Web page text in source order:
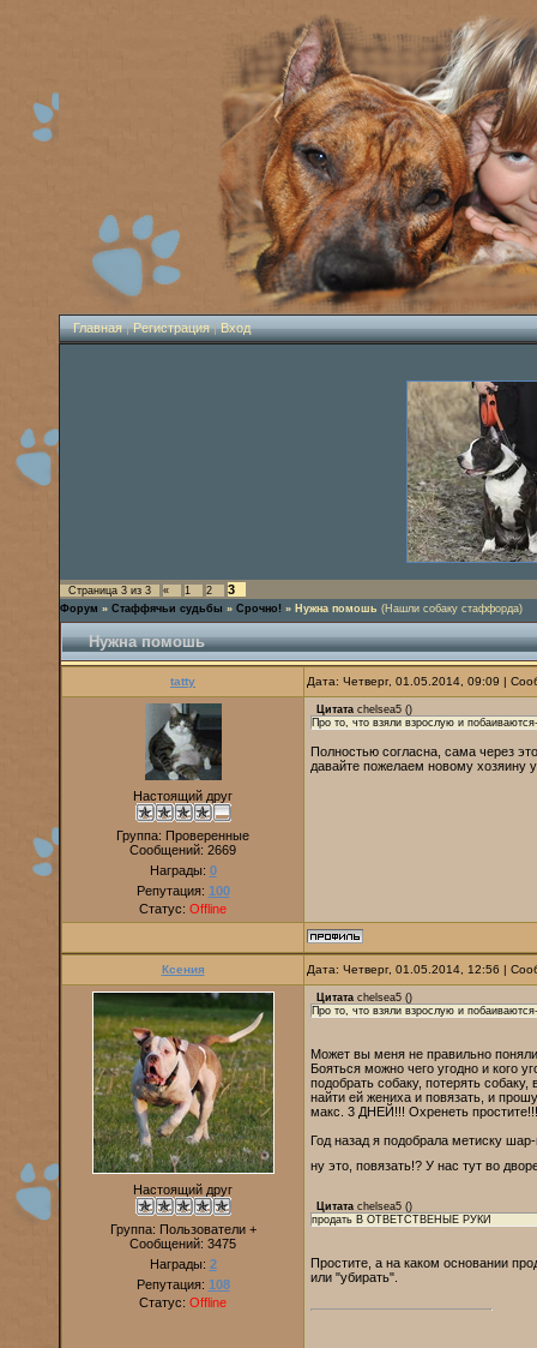
Главная|Регистрация|Вход
Страница 3 из 3 « 1 2 3
Форум » Стаффячьи судьбы » Срочно! » Нужна помошь (Нашли собаку стаффорда)
Нужна помошь
tatty Дата: Четверг, 01.05.2014, 09:09 |
Настоящий друг
Группа: Проверенные
Сообщений: 2669
Награды: 0
Репутация: 100
Статус: Offline
Цитата chelsea5 ()
Про то, что взяли взрослую и
Полностью согласна, сама через
давайте пожелаем новому хозяину
Ксения Дата: Четверг, 01.05.2014, 12:56 |
Настоящий друг
Группа: Пользователи +
Сообщений: 3475
Награды: 2
Репутация: 108
Статус: Offline
Цитата chelsea5 ()
Про то, что взяли взрослую и
Может вы меня не правильно
Бояться можно чего угодно и кого
подобрать собаку, потерять
найти ей жениха и повязать, и
макс. 3 ДНЕЙ!!! Охренеть простите!!!
Год назад я подобрала метиску
ну это, повязать!? У нас тут во
Цитата chelsea5 ()
продать В ОТВЕТСТВЕНЫЕ РУКИ
Простите, а на каком основании
или "убирать".